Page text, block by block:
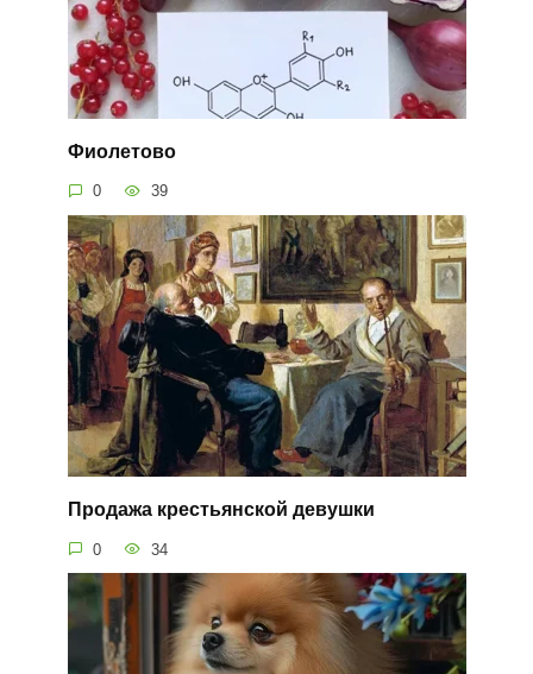
Фиолетово
0 39
Продажа крестьянской девушки
0 34